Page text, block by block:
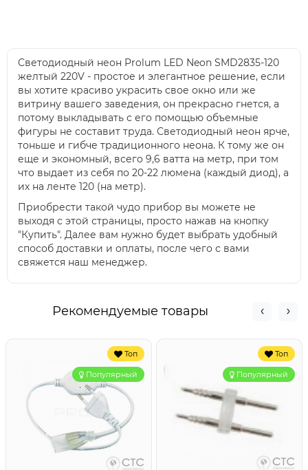
Светодиодный неон Prolum LED Neon SMD2835-120
желтый 220V - простое и элегантное решение, если
вы хотите красиво украсить свое окно или же
витрину вашего заведения, он прекрасно гнется, а
потому выкладывать с его помощью объемные
фигуры не составит труда. Светодиодный неон ярче,
тоньше и гибче традиционного неона. К тому же он
еще и экономный, всего 9,6 ватта на метр, при том
что выдает из себя по 20-22 люмена (каждый диод), а
их на ленте 120 (на метр).
Приобрести такой чудо прибор вы можете не
выходя с этой страницы, просто нажав на кнопку
"Купить". Далее вам нужно будет выбрать удобный
способ доставки и оплаты, после чего с вами
свяжется наш менеджер.
Рекомендуемые товары
Топ
Популярный
Топ
Популярный